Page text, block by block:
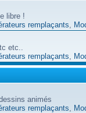
libre !
remplaçants
etc..
remplaçants
animés
remplaçants